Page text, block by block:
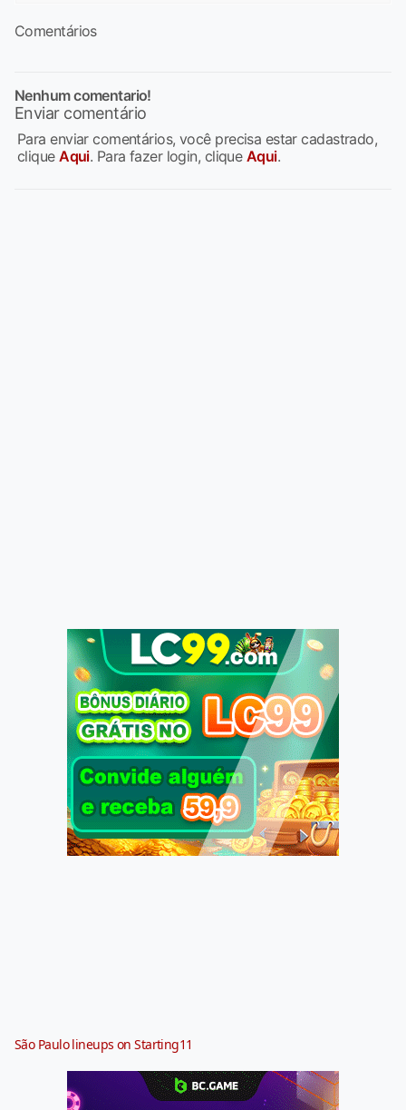
Comentários
Nenhum comentario!
Enviar comentário
Para enviar comentários, você precisa estar cadastrado,
cliqueAqui. Para fazer login, clique Aqui.
São Paulo lineups on Starting11